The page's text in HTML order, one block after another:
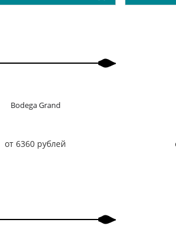
Bodega Grand
от 6360 рублей